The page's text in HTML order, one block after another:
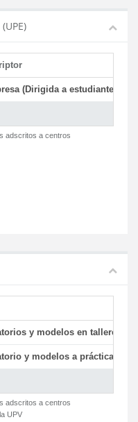
(Dirigida a estudiantes)
adscritos a centros
y modelos en talleres/
y modelos a prácticas y
adscritos a centros
UPV